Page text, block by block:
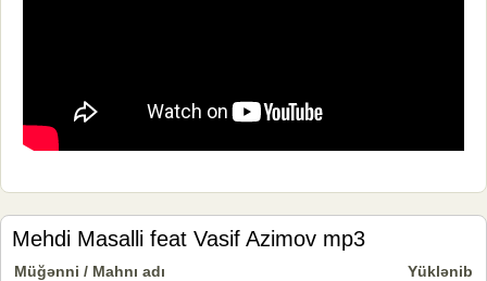
Mehdi Masalli feat Vasif Azimov mp3
Müğənni / Mahnı adı
Yüklənib